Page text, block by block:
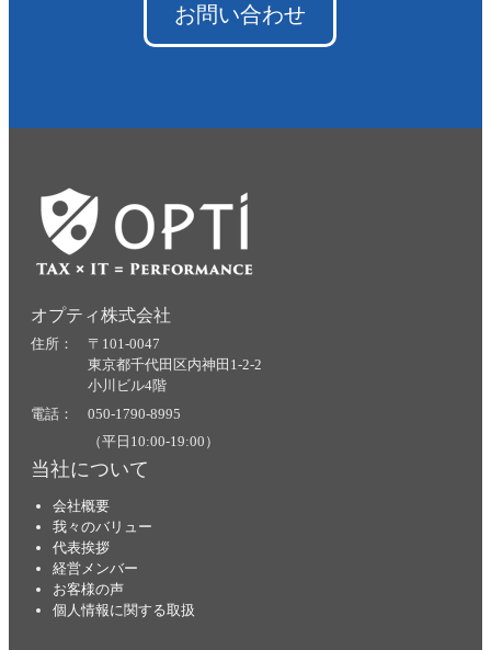
お問い合わせ
オプティ株式会社
住所： 〒101-0047
東京都千代田区内神田1-2-2
小川ビル4階
電話： 050-1790-8995
（平日10:00-19:00）
当社について
会社概要
我々のバリュー
代表挨拶
経営メンバー
お客様の声
個人情報に関する取扱